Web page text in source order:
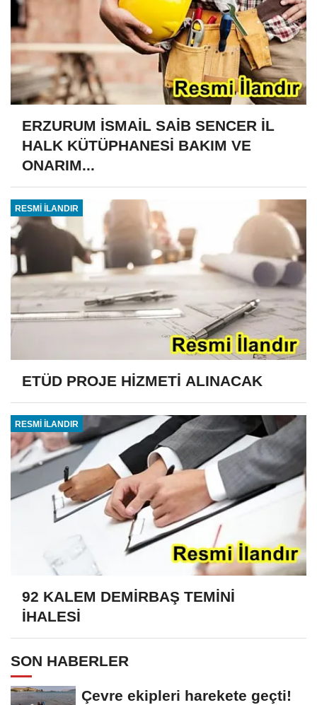
ERZURUM İSMAİL SAİB SENCER İL
HALK KÜTÜPHANESİ BAKIM VE
ONARIM...
RESMİ İLANDIR
ETÜD PROJE HİZMETİ ALINACAK
RESMİ İLANDIR
92 KALEM DEMİRBAŞ TEMİNİ
İHALESİ
SON HABERLER
Çevre ekipleri harekete geçti!